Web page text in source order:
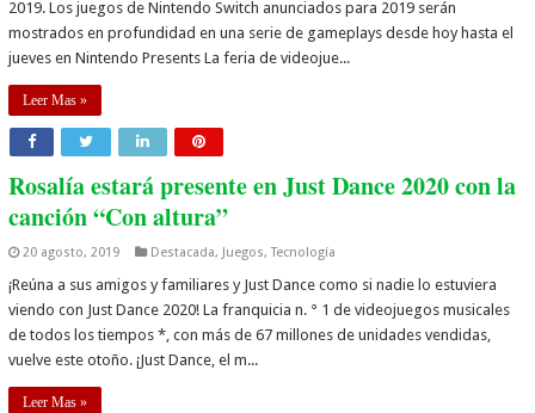
2019. Los juegos de Nintendo Switch anunciados para 2019 serán
mostrados en profundidad en una serie de gameplays desde hoy hasta el
jueves en Nintendo Presents La feria de videojue...
Leer Mas »
Rosalía estará presente en Just Dance 2020 con la
canción “Con altura”
20 agosto, 2019 Destacada, Juegos,Tecnología
¡Reúna a sus amigos y familiares y Just Dance como si nadie lo estuviera
viendo con Just Dance 2020! La franquicia n. ° 1 de videojuegos musicales
de todos los tiempos *, con más de 67 millones de unidades vendidas,
vuelve este otoño. ¡Just Dance, el m...
Leer Mas »